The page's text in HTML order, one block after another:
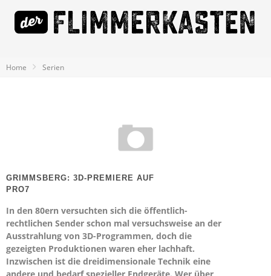
Home Serien
GRIMMSBERG: 3D-PREMIERE AUF
PRO7
In den 80ern versuchten sich die öffentlich-
rechtlichen Sender schon mal versuchsweise an der
Ausstrahlung von 3D-Programmen, doch die
gezeigten Produktionen waren eher lachhaft.
Inzwischen ist die dreidimensionale Technik eine